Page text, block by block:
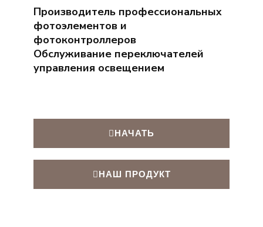
Производитель профессиональных
фотоэлементов и
фотоконтроллеров
Обслуживание переключателей
управления освещением
НАЧАТЬ
НАШ ПРОДУКТ